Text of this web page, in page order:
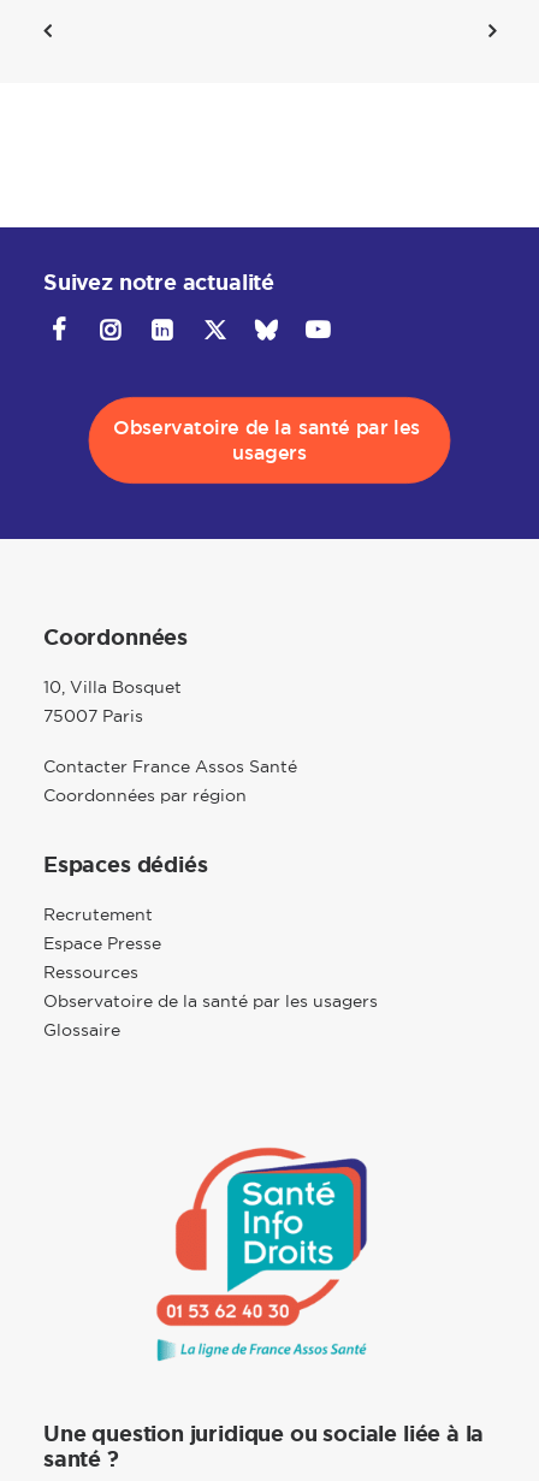
Suivez notre actualité
Observatoire de la santé par les
usagers
Coordonnées
10, Villa Bosquet
75007 Paris
Contacter France Assos Santé
Coordonnées par région
Espaces dédiés
Recrutement
Espace Presse
Ressources
Observatoire de la santé par les usagers
Glossaire
Une question juridique ou sociale liée à la
santé ?